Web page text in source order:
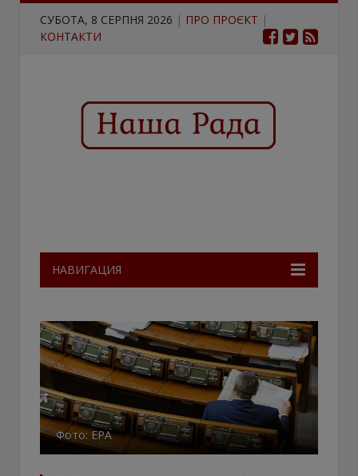
СУБОТА, 8 СЕРПНЯ 2026 | ПРО ПРОЄКТ |
КОНТАКТИ
НАВИГАЦИЯ
Фото: ЕРА